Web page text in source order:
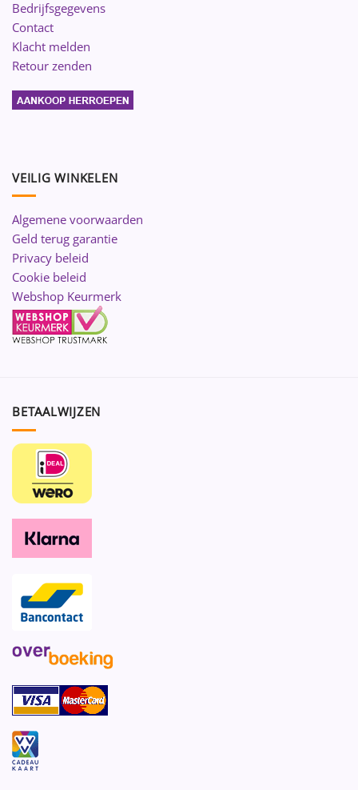
Bedrijfsgegevens
Contact
Klacht melden
Retour zenden
VEILIG WINKELEN
Algemene voorwaarden
Geld terug garantie
Privacy beleid
Cookie beleid
Webshop Keurmerk
BETAALWIJZEN